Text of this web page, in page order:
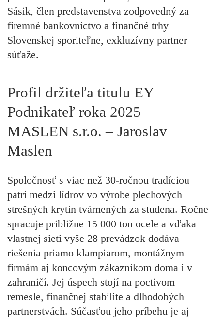
Sásik, člen predstavenstva zodpovedný za
firemné bankovníctvo a finančné trhy
Slovenskej sporiteľne, exkluzívny partner
súťaže.
Profil držiteľa titulu EY
Podnikateľ roka 2025
MASLEN s.r.o. – Jaroslav
Maslen
Spoločnosť s viac než 30-ročnou tradíciou
patrí medzi lídrov vo výrobe plechových
strešných krytín tvárnených za studena. Ročne
spracuje približne 15 000 ton ocele a vďaka
vlastnej sieti vyše 28 prevádzok dodáva
riešenia priamo klampiarom, montážnym
firmám aj koncovým zákazníkom doma i v
zahraničí. Jej úspech stojí na poctivom
remesle, finančnej stabilite a dlhodobých
partnerstvách. Súčasťou jeho príbehu je aj